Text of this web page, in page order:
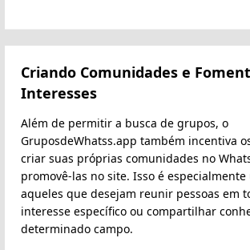
Criando Comunidades e
Interesses
Além de permitir a busca de grupos, o
GruposdeWhatss.app também incentiva
criar suas próprias comunidades no
promovê-las no site. Isso é
aqueles que desejam reunir pessoas em
interesse específico ou compartilhar
determinado campo.